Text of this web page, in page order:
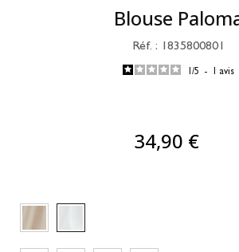
Blouse
Réf. : 1835800801
/5 - avis
34,90 €